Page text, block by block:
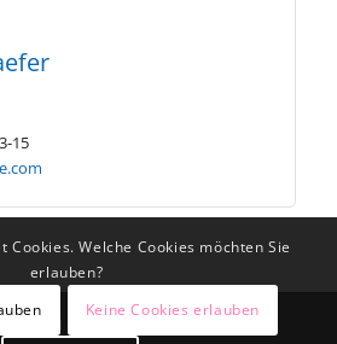
15
Cookies. Welche Cookies möchten Sie
erlauben?
Keine Cookies erlauben